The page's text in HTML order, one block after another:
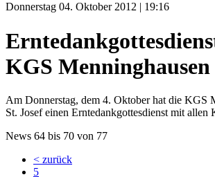
Donnerstag 04. Oktober 2012 | 19:16
KGS Menninghausen
Am Donnerstag, dem 4. Oktober hat die KGS
St. Josef einen Erntedankgottesdienst mit allen
News 64 bis 70 von 77
< zurück
5